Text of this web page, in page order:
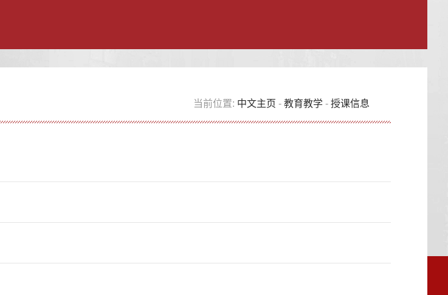
当前位置: 中文主页 -教育教学 -授课信息